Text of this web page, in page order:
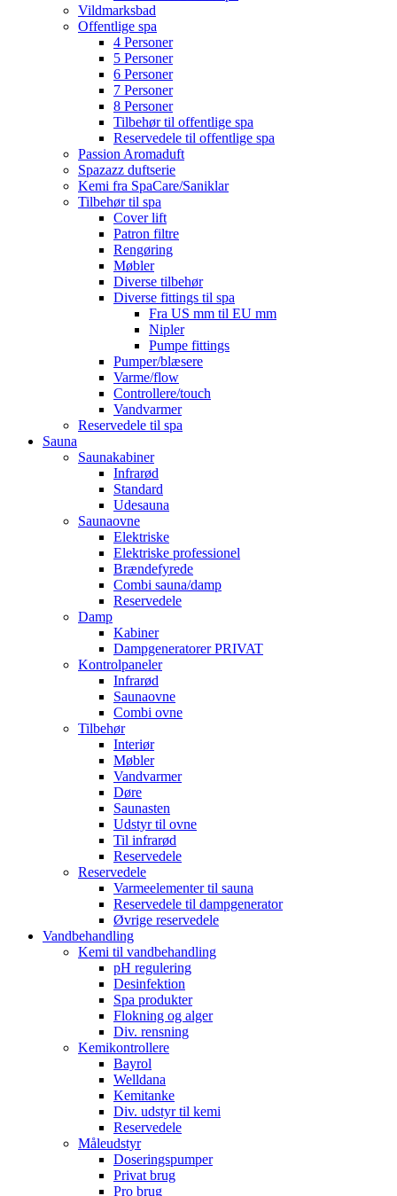
Vildmarksbad
Offentlige spa
4 Personer
5 Personer
6 Personer
7 Personer
8 Personer
Tilbehør til offentlige spa
Reservedele til offentlige spa
Passion Aromaduft
Spazazz duftserie
Kemi fra SpaCare/Saniklar
Tilbehør til spa
Cover lift
Patron filtre
Rengøring
Møbler
Diverse tilbehør
Diverse fittings til spa
Fra US mm til EU mm
Nipler
Pumpe fittings
Pumper/blæsere
Varme/flow
Controllere/touch
Vandvarmer
Reservedele til spa
Sauna
Saunakabiner
Infrarød
Standard
Udesauna
Saunaovne
Elektriske
Elektriske professionel
Brændefyrede
Combi sauna/damp
Reservedele
Damp
Kabiner
Dampgeneratorer PRIVAT
Kontrolpaneler
Infrarød
Saunaovne
Combi ovne
Tilbehør
Interiør
Møbler
Vandvarmer
Døre
Saunasten
Udstyr til ovne
Til infrarød
Reservedele
Reservedele
Varmeelementer til sauna
Reservedele til dampgenerator
Øvrige reservedele
Vandbehandling
Kemi til vandbehandling
pH regulering
Desinfektion
Spa produkter
Flokning og alger
Div. rensning
Kemikontrollere
Bayrol
Welldana
Kemitanke
Div. udstyr til kemi
Reservedele
Måleudstyr
Doseringspumper
Privat brug
Pro brug